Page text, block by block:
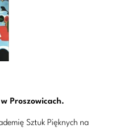
Proszowicach.
Sztuk Pięknych na